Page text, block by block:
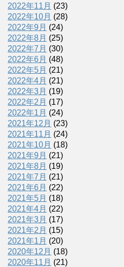
2022年11月 (23)
2022年10月 (28)
2022年9月 (24)
2022年8月 (25)
2022年7月 (30)
2022年6月 (48)
2022年5月 (21)
2022年4月 (21)
2022年3月 (19)
2022年2月 (17)
2022年1月 (24)
2021年12月 (23)
2021年11月 (24)
2021年10月 (18)
2021年9月 (21)
2021年8月 (19)
2021年7月 (21)
2021年6月 (22)
2021年5月 (18)
2021年4月 (22)
2021年3月 (17)
2021年2月 (15)
2021年1月 (20)
2020年12月 (18)
2020年11月 (21)